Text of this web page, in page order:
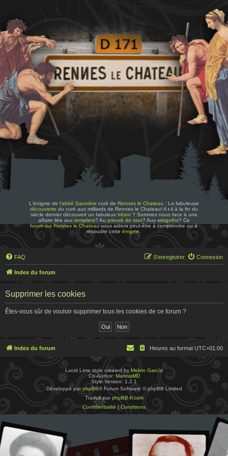
L'énigme de l'abbé Saunière curé de Rennes le Chateau : La fabuleuse
découverte du curé aux milliards de Rennes le Chateau! A t-il à la fin du
siècle dernier découvert un fabuleux trésor? Sommes nous face à une
affaire liée aux templiers? Au prieuré de sion? Aux wisigoths? Ce
forum sur Rennes le Chateauvous aidera peut-être à comprendre ou à
résoudre cetteénigme
FAQ Connexion
S’enregistrer
Index du forum
Supprimer les cookies
Êtes-vous sûr de vouloir supprimer tous les cookies de ce forum ?
Index du forum Heures au format UTC+01:00
Lucid Lime style created byMelvin García
Co-Author: MannixMD
Style Version: 1.2.1
Développé par phpBB® Forum Software © phpBB Limited
Traduit par phpBB-fr.com
Confidentialité | Conditions